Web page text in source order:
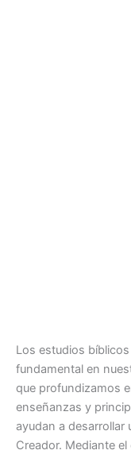
Los estudios
fundamental en
que profundizamos
enseñanzas y
ayudan a desarrollar
Creador. Mediante